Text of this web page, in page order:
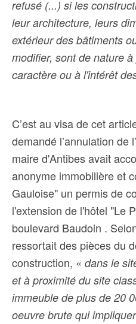
refusé (...) si les
leur architecture, leurs
extérieur des bâtiments
modifier, sont de nature
caractère ou à l'intérêt
C’est au visa de cet
demandé l’annulation de
maire d'Antibes avait
anonyme immobilière et
Gauloise" un permis de
l'extension de l'hôtel "Le
boulevard Baudoin .
ressortait des pièces du
construction, « dans le
et à proximité du site
immeuble de plus de 20
oeuvre brute qui